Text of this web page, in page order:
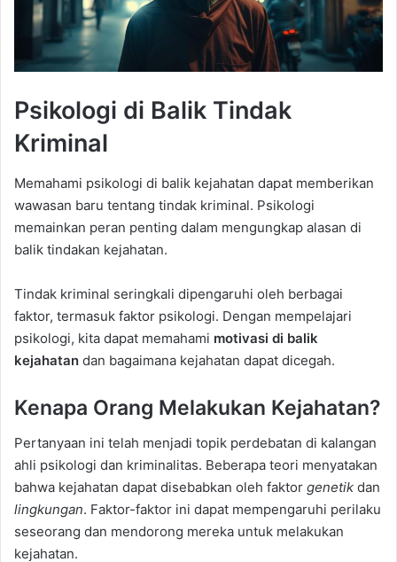
Psikologi di Balik Tindak
Kriminal
Memahami psikologi di balik kejahatan dapat memberikan
wawasan baru tentang tindak kriminal. Psikologi
memainkan peran penting dalam mengungkap alasan di
balik tindakan kejahatan.
Tindak kriminal seringkali dipengaruhi oleh berbagai
faktor, termasuk faktor psikologi. Dengan mempelajari
psikologi, kita dapat memahami motivasi di balik
kejahatan dan bagaimana kejahatan dapat dicegah.
Kenapa Orang Melakukan Kejahatan?
Pertanyaan ini telah menjadi topik perdebatan di kalangan
ahli psikologi dan kriminalitas. Beberapa teori menyatakan
bahwa kejahatan dapat disebabkan oleh faktor genetik dan
lingkungan. Faktor-faktor ini dapat mempengaruhi perilaku
seseorang dan mendorong mereka untuk melakukan
kejahatan.